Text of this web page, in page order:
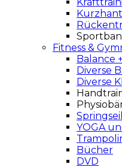
Fitness &
Balance
Diverse
Diverse
YOGA
Bücher
DVD